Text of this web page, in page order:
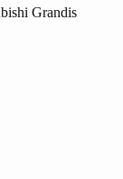
Grandis